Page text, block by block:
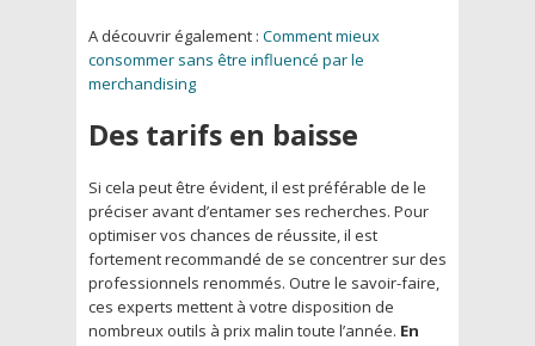
A découvrir également : Comment mieux
consommer sans être influencé par le
merchandising
Des tarifs en baisse
Si cela peut être évident, il est préférable de le
préciser avant d’entamer ses recherches. Pour
optimiser vos chances de réussite, il est
fortement recommandé de se concentrer sur des
professionnels renommés. Outre le savoir-faire,
ces experts mettent à votre disposition de
nombreux outils à prix malin toute l’année. En